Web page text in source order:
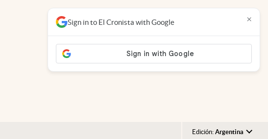
Edición: Argentina
Sign in to El Cronista with Google ×